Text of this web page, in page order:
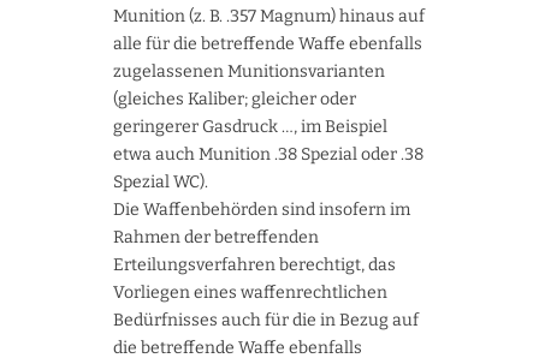
Munition (z. B. .357 Magnum) hinaus auf
alle für die betreffende Waffe ebenfalls
zugelassenen Munitionsvarianten
(gleiches Kaliber; gleicher oder
geringerer Gasdruck …, im Beispiel
etwa auch Munition .38 Spezial oder .38
Spezial WC).
Die Waffenbehörden sind insofern im
Rahmen der betreffenden
Erteilungsverfahren berechtigt, das
Vorliegen eines waffenrechtlichen
Bedürfnisses auch für die in Bezug auf
die betreffende Waffe ebenfalls